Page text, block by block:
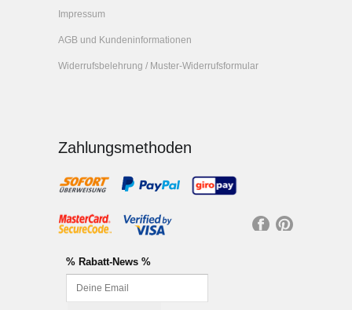
Impressum
AGB und Kundeninformationen
Widerrufsbelehrung / Muster-Widerrufsformular
Zahlungsmethoden
% Rabatt-News %